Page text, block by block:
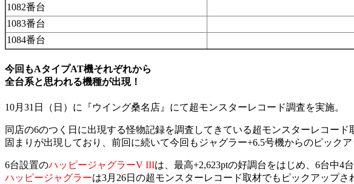
1082番台
1083番台
1084番台
今回もAタイプAT機それぞれから
全台系と思われる機種が出現！
10月31日（日）に『ウイング桑名店』にて超モンスターレコード調査を実施。
同店の6のつく日に出現する怪物記録を調査してきている超モンスターレコード
固まりが出現しており、前回に続いて今回もジャグラー+6.5号機からのピックア
6台設置のハッピージャグラーV IIIは、最高+2,623ptの好調台をはじめ、6台中4
ハッピージャグラーは3月26日の超モンスターレコード取材でもピックアップ